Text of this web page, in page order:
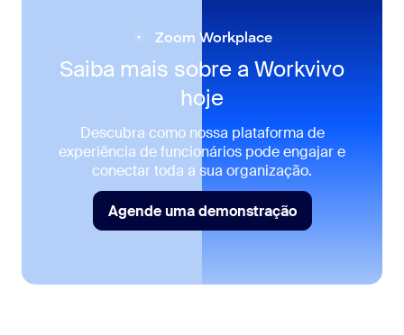
Zoom Workplace
Saiba mais sobre a Workvivo
hoje
Descubra como nossa plataforma de
experiência de funcionários pode engajar e
conectar toda a sua organização.
Agende uma demonstração
Agende uma demonstração